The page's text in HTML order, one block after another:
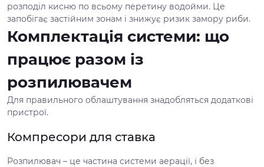
розподіл кисню по всьому перетину водойми. Це
запобігає застійним зонам і знижує ризик замору риби.
Комплектація системи: що
працює разом із
розпилювачем
Для правильного облаштування знадобляться додаткові
пристрої.
Компресори для ставка
Розпилювач – це частина системи аерації, і без